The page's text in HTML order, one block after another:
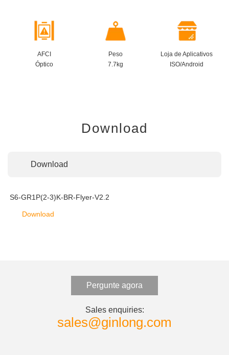
AFCI
Óptico
Peso
7.7kg
Loja de Aplicativos
ISO/Android
Download
Download
S6-GR1P(2-3)K-BR-Flyer-V2.2
Download
Pergunte agora
Sales enquiries:
sales@ginlong.com